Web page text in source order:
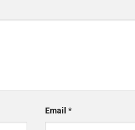
Email*